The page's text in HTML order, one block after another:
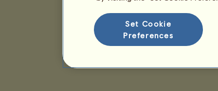
Set Cookie
Preferences